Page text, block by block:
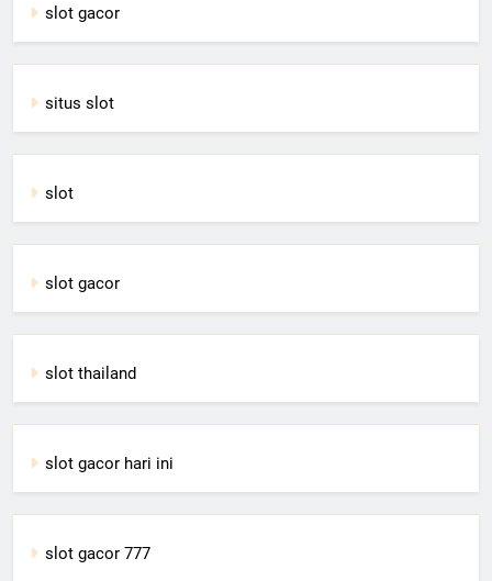
slot gacor
situs slot
slot
slot gacor
slot thailand
slot gacor hari ini
slot gacor 777